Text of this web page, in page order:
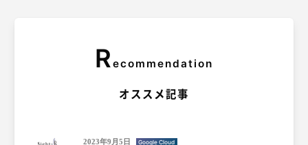
Recommendation
オススメ記事
2023年9月5日 Google Cloud